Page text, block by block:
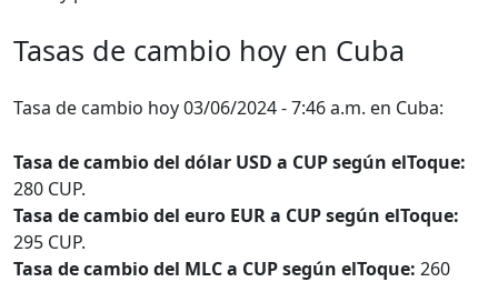
Tasas de cambio hoy en Cuba
Tasa de cambio hoy 03/06/2024 - 7:46 a.m. en Cuba:
Tasa de cambio del dólar USD a CUP según elToque:
280 CUP.
Tasa de cambio del euro EUR a CUP según elToque:
295 CUP.
Tasa de cambio del MLC a CUP según elToque: 260